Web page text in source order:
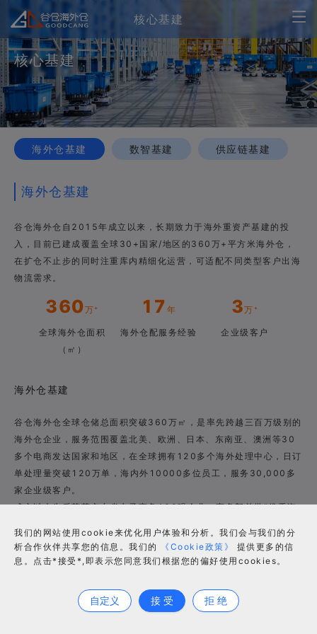
核心基建
核心基建
海外仓基建 数智基建 供应链基建
海外仓基建
谷仓海外仓自2015年成立以来，长期致力于海外重资产基建的投
入，目前已建成覆盖全球30+国家/地区的360万+平方米海外仓，
在扩仓不止步的同时注重库内精细化运营，可适配不同类型客户出海
物流需求。
360万⁺
全球海外仓面积
（㎡）
17 年
海外仓配服务经验
3万⁺
企业级客户
海外仓基建
谷仓海外仓全球仓储总面积突破360万㎡，是率先跨越三百万级别的
海外仓企业，服务范围覆盖北美、欧洲、日本、东南亚、澳洲等30
多个电商发达国家和地区，在全球拥有120多个海外处理中心，日订
单处理量突破120万单，海内外10000多位员工，服务30,000多
家企业级客户。
成立以来先后荣获广东省电子商务100强企业、商务部首批“优秀海
建省商务厅“省级公共海外仓”、英国标准协会（BSI）三项权威认证
企业等荣誉或资质，同时是率先拥有波音B777F全货机的民营企
我们的网站使用cookie来优化用户体验和分析。我们会与我们的分
析合作伙伴共享您的信息。我们的
《Cookie政策》
提供更多的信
息。点击*接受*,即表示您同意我们根据您的偏好使用cookies。
自定义 接 受 拒 绝